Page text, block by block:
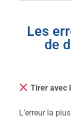
Les
de
Tirer avec
L’erreur la